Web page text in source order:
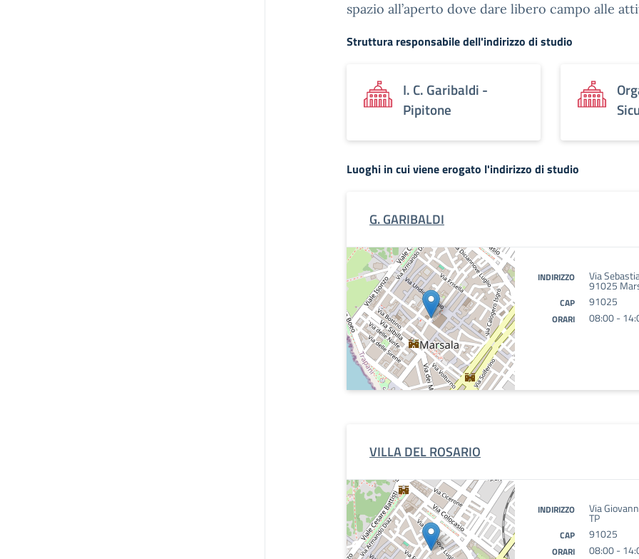
spazio all’aperto dove dare libero campo alle
Struttura responsabile dell'indirizzo di studio
I. C. Garibaldi -
Pipitone
Luoghi in cui viene erogato l'indirizzo di studio
G. GARIBALDI
INDIRIZZO Via
91025
CAP 91025
ORARI 08:00 -
VILLA DEL ROSARIO
INDIRIZZO Via
TP
CAP 91025
ORARI 08:00 -